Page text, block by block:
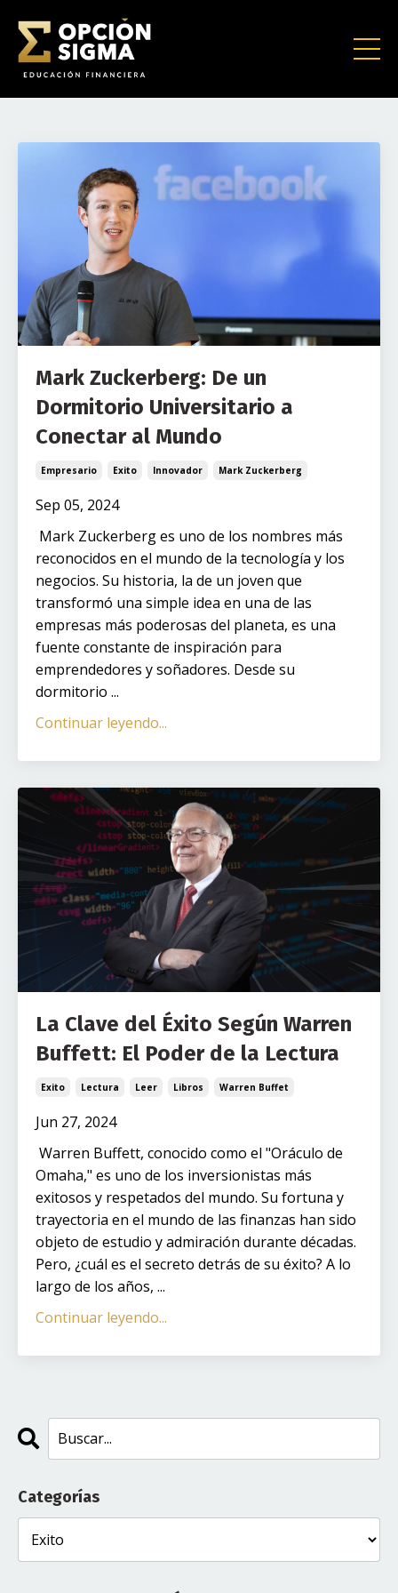
Mark Zuckerberg: De un
Dormitorio Universitario a
Conectar al Mundo
Empresario Exito Innovador Mark Zuckerberg
Sep 05, 2024
Mark Zuckerberg es uno de los nombres más
reconocidos en el mundo de la tecnología y los
negocios. Su historia, la de un joven que
transformó una simple idea en una de las
empresas más poderosas del planeta, es una
fuente constante de inspiración para
emprendedores y soñadores. Desde su
dormitorio ...
Continuar leyendo...
La Clave del Éxito Según Warren
Buffett: El Poder de la Lectura
Exito Lectura Leer Libros Warren Buffet
Jun 27, 2024
Warren Buffett, conocido como el "Oráculo de
Omaha," es uno de los inversionistas más
exitosos y respetados del mundo. Su fortuna y
trayectoria en el mundo de las finanzas han sido
objeto de estudio y admiración durante décadas.
Pero, ¿cuál es el secreto detrás de su éxito? A lo
largo de los años, ...
Continuar leyendo...
Categorías